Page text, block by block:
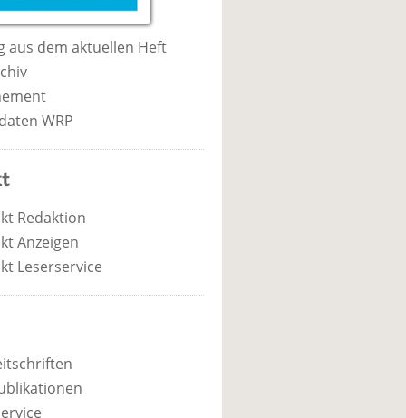
aus dem aktuellen Heft
WRP
Redaktion
Anzeigen
Leserservice